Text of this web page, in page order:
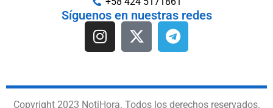
Síguenos en nuestras redes
Copyright 2023 NotiHora. Todos los derechos reservados.